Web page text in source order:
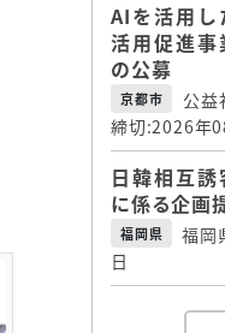
AIを活用し
活用促進
の公募
京都市
公
締切:2026年
日韓相互
に係る企画
福岡県
福岡
日